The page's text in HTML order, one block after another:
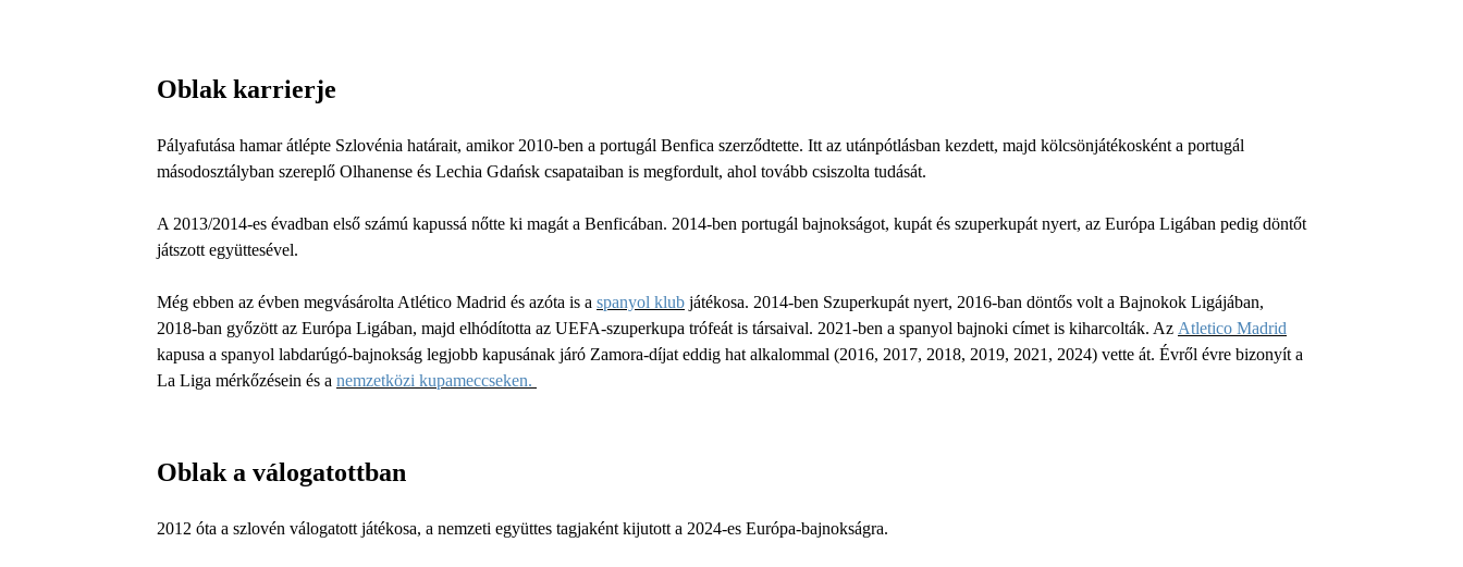
Oblak karrierje
Pályafutása hamar átlépte Szlovénia határait, amikor 2010-ben a portugál Benfica szerződtette. Itt az utánpótlásban kezdett, majd kölcsönjátékosként a portugál
másodosztályban szereplő Olhanense és Lechia Gdańsk csapataiban is megfordult, ahol tovább csiszolta tudását.
A 2013/2014-es évadban első számú kapussá nőtte ki magát a Benficában. 2014-ben portugál bajnokságot, kupát és szuperkupát nyert, az Európa Ligában pedig döntőt
játszott együttesével.
Még ebben az évben megvásárolta Atlético Madrid és azóta is a spanyol klub játékosa. 2014-ben Szuperkupát nyert, 2016-ban döntős volt a Bajnokok Ligájában,
2018-ban győzött az Európa Ligában, majd elhódította az UEFA-szuperkupa trófeát is társaival. 2021-ben a spanyol bajnoki címet is kiharcolták. Az Atletico Madrid
kapusa a spanyol labdarúgó-bajnokság legjobb kapusának járó Zamora-díjat eddig hat alkalommal (2016, 2017, 2018, 2019, 2021, 2024) vette át. Évről évre bizonyít a
La Liga mérkőzésein és a nemzetközi kupameccseken.
Oblak a válogatottban
2012 óta a szlovén válogatott játékosa, a nemzeti együttes tagjaként kijutott a 2024-es Európa-bajnokságra.